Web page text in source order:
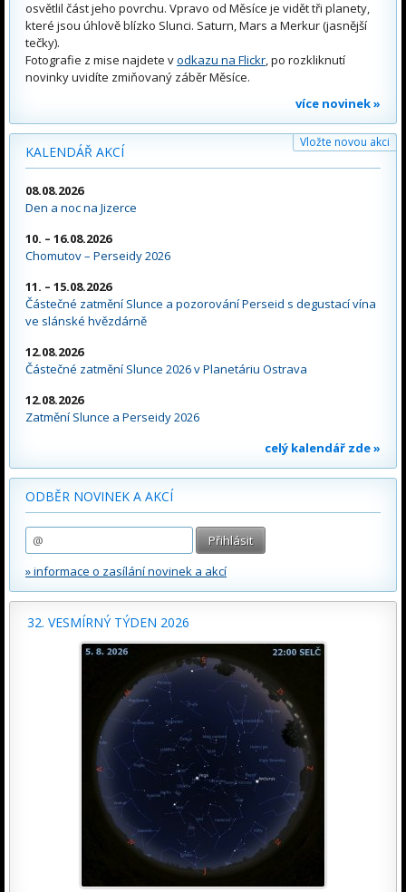
osvětlil část jeho povrchu. Vpravo od Měsíce je vidět tři planety,
které jsou úhlově blízko Slunci. Saturn, Mars a Merkur (jasnější
tečky).
Fotografie z mise najdete vodkazu na Flickr, po rozkliknutí
novinky uvidíte zmiňovaný záběr Měsíce.
více novinek »
KALENDÁŘ AKCÍ
Vložte novou akci
08.08.2026
Den a noc na Jizerce
10. – 16.08.2026
Chomutov – Perseidy 2026
11. – 15.08.2026
Částečné zatmění Slunce a pozorování Perseid s degustací vína
ve slánské hvězdárně
12.08.2026
Částečné zatmění Slunce 2026 v Planetáriu Ostrava
12.08.2026
Zatmění Slunce a Perseidy 2026
celý kalendář zde »
ODBĚR NOVINEK A AKCÍ
» informace o zasílání novinek a akcí
32. VESMÍRNÝ TÝDEN 2026